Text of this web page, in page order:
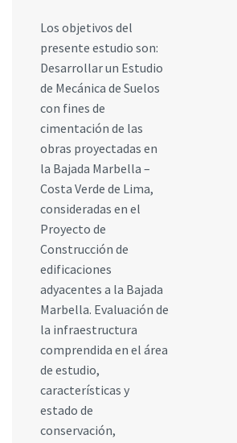
Los objetivos del
presente estudio son:
Desarrollar un Estudio
de Mecánica de Suelos
con fines de
cimentación de las
obras proyectadas en
la Bajada Marbella –
Costa Verde de Lima,
consideradas en el
Proyecto de
Construcción de
edificaciones
adyacentes a la Bajada
Marbella. Evaluación de
la infraestructura
comprendida en el área
de estudio,
características y
estado de
conservación,